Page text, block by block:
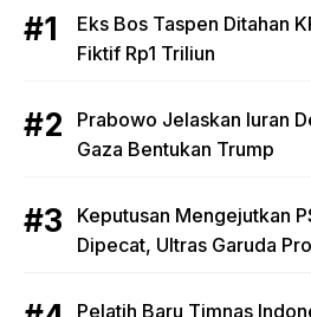
Eks Bos Taspen Ditahan
Fiktif Rp1 Triliun
Prabowo Jelaskan Iuran
Gaza Bentukan Trump
Keputusan Mengejutkan
Dipecat, Ultras Garuda
Pelatih Baru Timnas